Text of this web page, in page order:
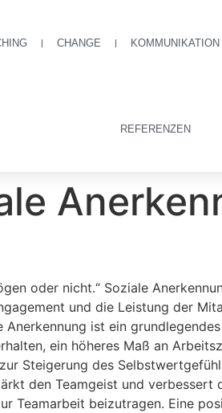
CHANGE KOMMUNIKATION
REFERENZEN
oder nicht.“ Soziale
und die Leistung der
ist ein
ein höheres Maß an
Steigerung des
den Teamgeist und
Teamarbeit beizutragen. Eine